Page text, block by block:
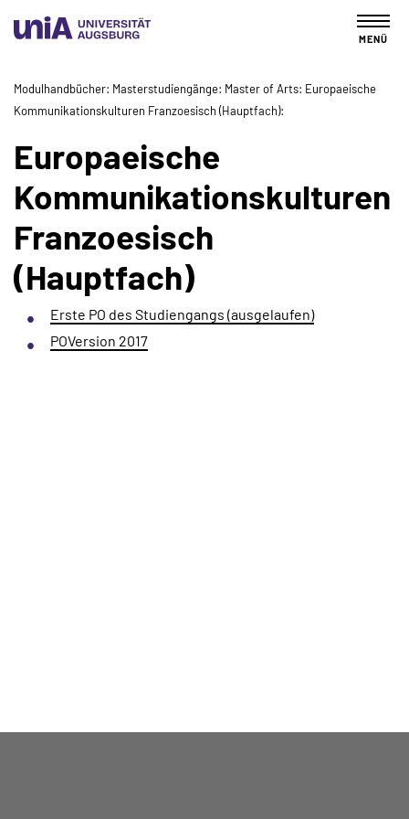
MENÜ
Modulhandbücher Masterstudiengänge Master of Arts Europaeische
Kommunikationskulturen Franzoesisch (Hauptfach)
Europaeische
Kommunikationskulturen
Franzoesisch
(Hauptfach)
Erste PO des Studiengangs (ausgelaufen)
POVersion 2017